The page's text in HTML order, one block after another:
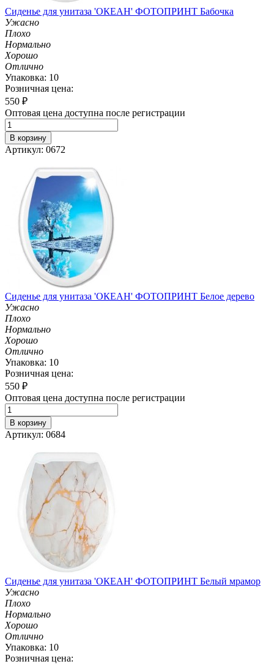
Сиденье для унитаза 'ОКЕАН' ФОТОПРИНТ Бабочка
Ужасно
Плохо
Нормально
Хорошо
Отлично
Упаковка: 10
Розничная цена:
550 ₽
Оптовая цена доступна после регистрации
В корзину
Артикул: 0672
Сиденье для унитаза 'ОКЕАН' ФОТОПРИНТ Белое дерево
Ужасно
Плохо
Нормально
Хорошо
Отлично
Упаковка: 10
Розничная цена:
550 ₽
Оптовая цена доступна после регистрации
В корзину
Артикул: 0684
Сиденье для унитаза 'ОКЕАН' ФОТОПРИНТ Белый мрамор
Ужасно
Плохо
Нормально
Хорошо
Отлично
Упаковка: 10
Розничная цена: